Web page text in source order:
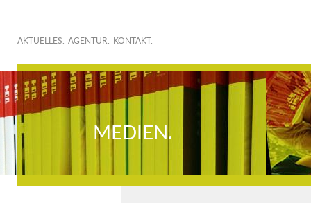
AKTUELLES. AGENTUR. KONTAKT.
MEDIEN.